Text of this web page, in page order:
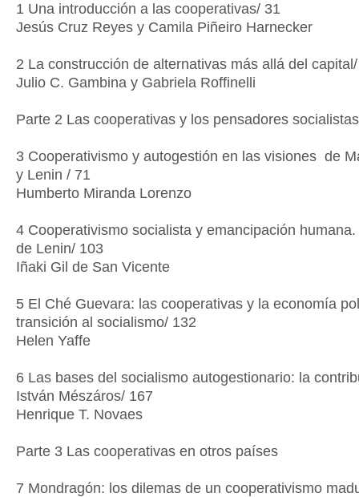
1 Una introducción a las cooperativas/ 31
Jesús Cruz Reyes y Camila Piñeiro Harnecker
2 La construcción de alternativas más allá del
Julio C. Gambina y Gabriela Roffinelli
Parte 2 Las cooperativas y los pensadores socialistas
3 Cooperativismo y autogestión en las visiones de
y Lenin / 71
Humberto Miranda Lorenzo
4 Cooperativismo socialista y emancipación
de Lenin/ 103
Iñaki Gil de San Vicente
5 El Ché Guevara: las cooperativas y la economía
transición al socialismo/ 132
Helen Yaffe
6 Las bases del socialismo autogestionario: la
István Mészáros/ 167
Henrique T. Novaes
Parte 3 Las cooperativas en otros países
7 Mondragón: los dilemas de un cooperativismo